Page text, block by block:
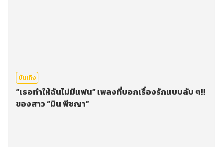
บันเทิง
“เธอทำให้ฉันไม่มีแฟน” เพลงที่บอกเรื่องรักแบบลับ ๆ!!
ของสาว “มิน พีชญา”